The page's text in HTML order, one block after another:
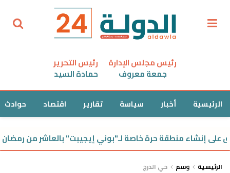
رئيس مجلس الإدارة
جمعة معروف
رئيس التحرير
حمادة السيد
الرئيسية أخبار سياسة تقارير اقتصاد حوادث
على إنشاء منطقة حرة خاصة لـ"بوني إيجيبت" بالعاشر من رمضان
الرئيسية وسم حي الدرج